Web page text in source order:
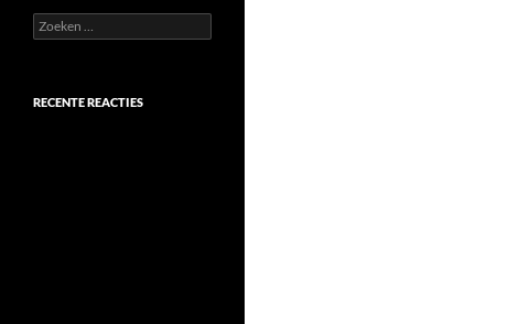
Zoeken
naar:
RECENTE REACTIES